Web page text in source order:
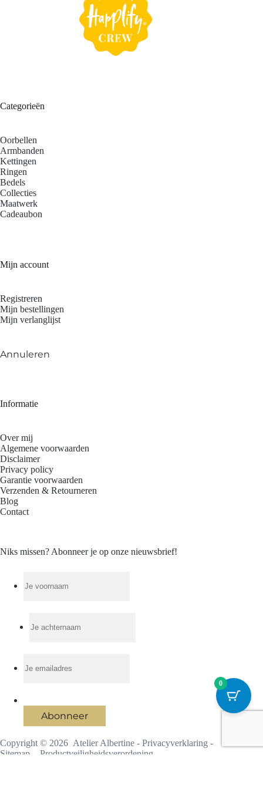
Categorieën
Oorbellen
Armbanden
Kettingen
Ringen
Bedels
Collecties
Maatwerk
Cadeaubon
Mijn account
Registreren
Mijn bestellingen
Mijn verlanglijst
Annuleren
Informatie
Over mij
Algemene voorwaarden
Disclaimer
Privacy policy
Garantie voorwaarden
Verzenden & Retourneren
Blog
Contact
Niks missen? Abonneer je op onze nieuwsbrief!
Abonneer
Copyright © 2026 Atelier Albertine - Privacyverklaring -
Sitemap
Productveiligheidsverordening
0